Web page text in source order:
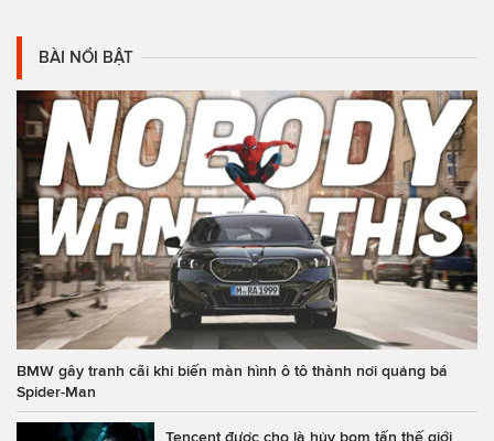
BÀI NỔI BẬT
BMW gây tranh cãi khi biến màn hình ô tô thành nơi quảng bá
Spider-Man
Tencent được cho là hủy bom tấn thế giới